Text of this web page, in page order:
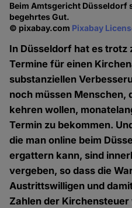
Beim Amtsgericht Düsseldorf
begehrtes Gut.
© pixabay.com Pixabay
In Düsseldorf hat es
Termine für einen
substanziellen
noch müssen Menschen,
kehren wollen,
Termin zu bekommen.
die man online beim
ergattern kann, sind
vergeben, so dass die
Austrittswilligen und
Zahlen der